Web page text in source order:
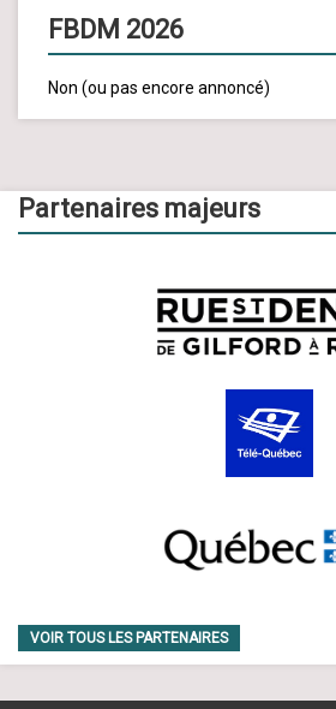
FBDM 2026
Non (ou pas encore annoncé)
Partenaires majeurs
VOIR TOUS LES PARTENAIRES